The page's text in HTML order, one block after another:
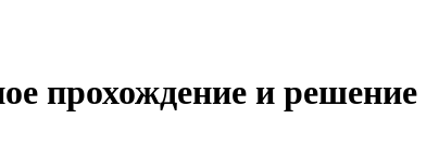
прохождение и решение